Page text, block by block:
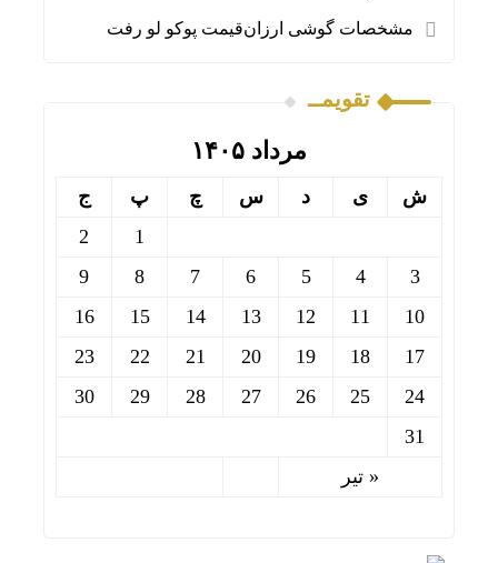
مشخصات گوشی ارزان‌قیمت پوکو لو رفت
تقویمــ
مرداد ۱۴۰۵
ش ی د س چ پ ج
« تیر
1
2
3
4
5
6
7
8
9
10
11
12
13
14
15
16
17
18
19
20
21
22
23
24
25
26
27
28
29
30
31